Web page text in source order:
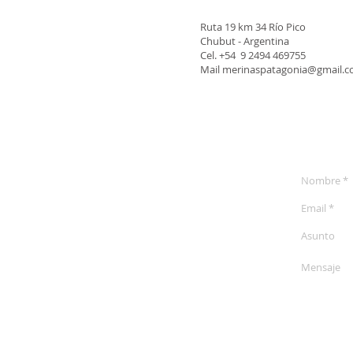
Ruta 19 km 34 Río Pico
Chubut - Argentina
Cel. +54 9 2494 469755
Mail